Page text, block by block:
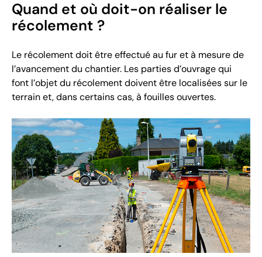
Quand et où doit-on réaliser le
récolement ?
Le récolement doit être effectué au fur et à mesure de
l’avancement du chantier. Les parties d’ouvrage qui
font l’objet du récolement doivent être localisées sur le
terrain et, dans certains cas, à fouilles ouvertes.